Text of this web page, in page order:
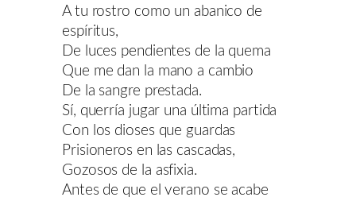
A tu rostro como un abanico de
espíritus,
De luces pendientes de la quema
Que me dan la mano a cambio
De la sangre prestada.
Sí, querría jugar una última partida
Con los dioses que guardas
Prisioneros en las cascadas,
Gozosos de la asfixia.
Antes de que el verano se acabe